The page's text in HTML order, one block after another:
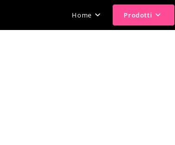
Home Prodotti